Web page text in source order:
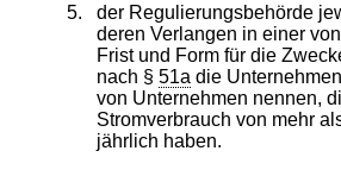
5.
der Regulierungsbehörde
deren Verlangen in einer
Frist und Form für die
nach §51a die
von Unternehmen nennen,
Stromverbrauch von mehr
jährlich haben.